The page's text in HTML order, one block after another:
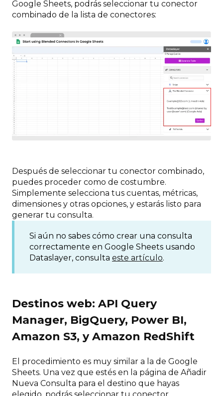
Google Sheets, podrás seleccionar tu conector
combinado de la lista de conectores:
Después de seleccionar tu conector combinado,
puedes proceder como de costumbre.
Simplemente selecciona tus cuentas, métricas,
dimensiones y otras opciones, y estarás listo para
generar tu consulta.
Si aún no sabes cómo crear una consulta
correctamente en Google Sheets usando
Dataslayer, consulta este artículo.
Destinos web: API Query
Manager, BigQuery, Power BI,
Amazon S3, y Amazon RedShift
El procedimiento es muy similar a la de Google
Sheets. Una vez que estés en la página de Añadir
Nueva Consulta para el destino que hayas
elegido, podrás seleccionar tu conector